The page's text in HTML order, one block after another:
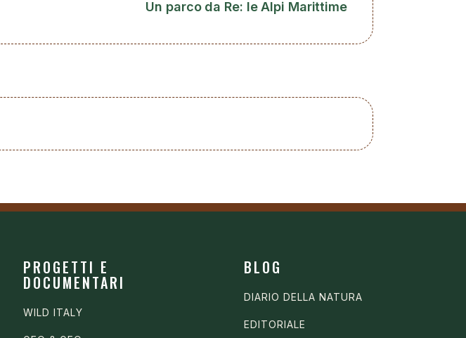
Un parco da Re: le Alpi Marittime
PROGETTI E
DOCUMENTARI
WILD ITALY
BLOG
DIARIO DELLA NATURA
EDITORIALE